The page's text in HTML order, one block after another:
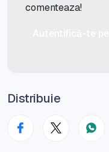
comenteaza!
Distribuie